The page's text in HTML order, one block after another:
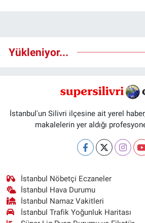
Yükleniyor...
İstanbul'un Silivri ilçesine ait yerel
makalelerin yer aldığı
İstanbul Nöbetçi Eczaneler
İstanbul Hava Durumu
İstanbul Namaz Vakitleri
İstanbul Trafik Yoğunluk Haritası